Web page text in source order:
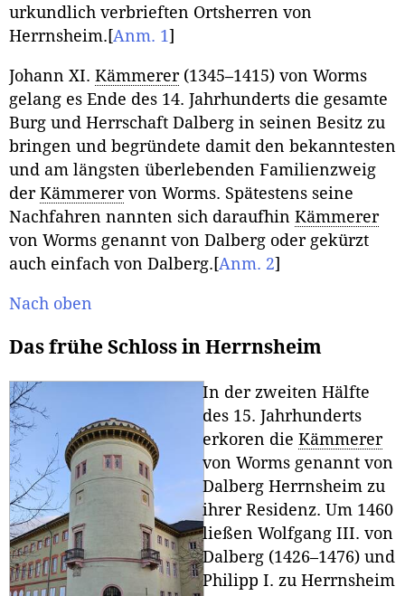
urkundlich verbrieften Ortsherren von
Herrnsheim. [Anm. 1]
Johann XI. Kämmerer(1345–1415) von Worms
gelang es Ende des 14. Jahrhunderts die gesamte
Burg und Herrschaft Dalberg in seinen Besitz zu
bringen und begründete damit den bekanntesten
und am längsten überlebenden Familienzweig
der Kämmerervon Worms. Spätestens seine
Nachfahren nannten sich daraufhin Kämmerer
von Worms genannt von Dalberg oder gekürzt
auch einfach von Dalberg. [Anm. 2]
Nach oben
Das frühe Schloss in Herrnsheim
In der zweiten Hälfte
des 15. Jahrhunderts
erkoren die Kämmerer
von Worms genannt von
Dalberg Herrnsheim zu
ihrer Residenz. Um 1460
ließen Wolfgang III. von
Dalberg (1426–1476) und
Philipp I. zu Herrnsheim